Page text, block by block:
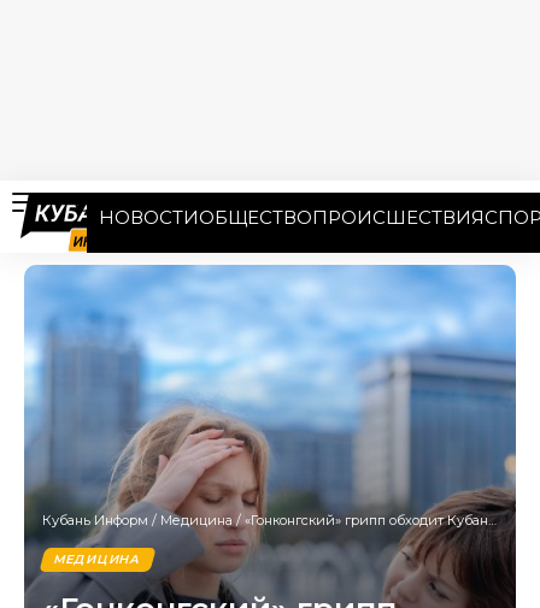
НОВОСТИОБЩЕСТВОПРОИСШЕСТВИЯ
Кубань Информ / Медицина / «Гонконгский» грипп обходит Кубань стороной? Эксперты рассказали, как защитить себя и близких
МЕДИЦИНА